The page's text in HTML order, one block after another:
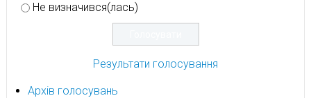
Не визначився(лась)
Результати голосування
Архів голосувань